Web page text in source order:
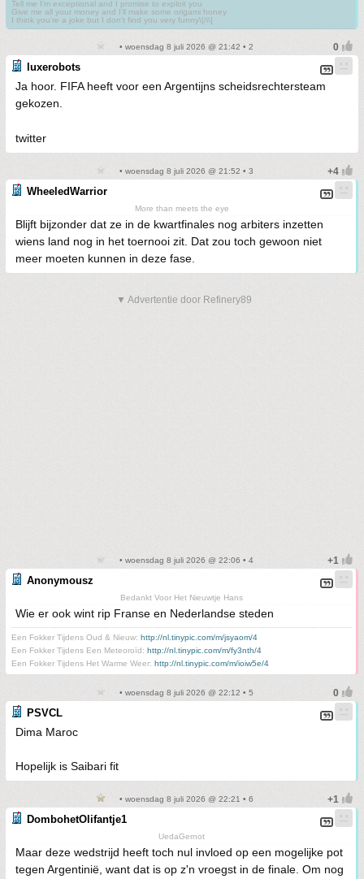
Tell me I'm exceptional and I promise to exploit you
Give me all your money and I'll make some origami honey
I think you're a joke but I don't find you very funny\[/i\]
• woensdag 8 juli 2026 @ 21:42 • 2
luxerobots
Ja hoor. FIFA heeft voor een Argentijns scheidsrechtersteam
gekozen.
twitter
• woensdag 8 juli 2026 @ 21:52 • 3
WheeledWarrior
More than meets the eye
Blijft bijzonder dat ze in de kwartfinales nog arbiters inzetten
wiens land nog in het toernooi zit. Dat zou toch gewoon niet
meer moeten kunnen in deze fase.
▼ Advertentie door Refinery89
• woensdag 8 juli 2026 @ 22:06 • 4
Anonymousz
Bedankt Voor Het Nieuwtje Hans
Wie er ook wint rip Franse en Nederlandse steden
Een Fokker Tijdens Oud & Nieuw: http://nl.tinypic.com/m/jsyaom/4
Een Fokker Tijdens Een Meteoroïd: http://nl.tinypic.com/m/fy3nth/4
Een Fokker Tijdens Het Warme Weer: http://nl.tinypic.com/m/ioiw5e/4
• woensdag 8 juli 2026 @ 22:12 • 5
PSVCL
Dima Maroc
Hopelijk is Saibari fit
• woensdag 8 juli 2026 @ 22:21 • 6
DombohetOlifantje1
UedaGernot
Maar deze wedstrijd heeft toch nul invloed op een mogelijke pot
tegen Argentinië, want dat is op z'n vroegst in de finale. Om nog